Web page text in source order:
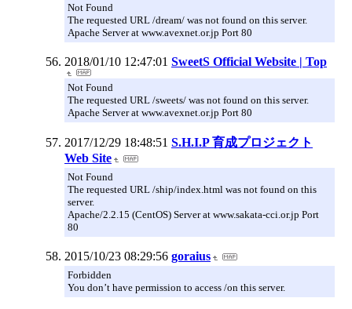
Not Found
The requested URL /dream/ was not found on this server.
Apache Server at www.avexnet.or.jp Port 80
2018/01/10 12:47:01 SweetS Official Website | Top
Not Found
The requested URL /sweets/ was not found on this server.
Apache Server at www.avexnet.or.jp Port 80
2017/12/29 18:48:51 S.H.I.P 育成プロジェクト
Web Site
Not Found
The requested URL /ship/index.html was not found on this
server.
Apache/2.2.15 (CentOS) Server at www.sakata-cci.or.jp Port
80
2015/10/23 08:29:56 goraius
Forbidden
You don’t have permission to access /on this server.